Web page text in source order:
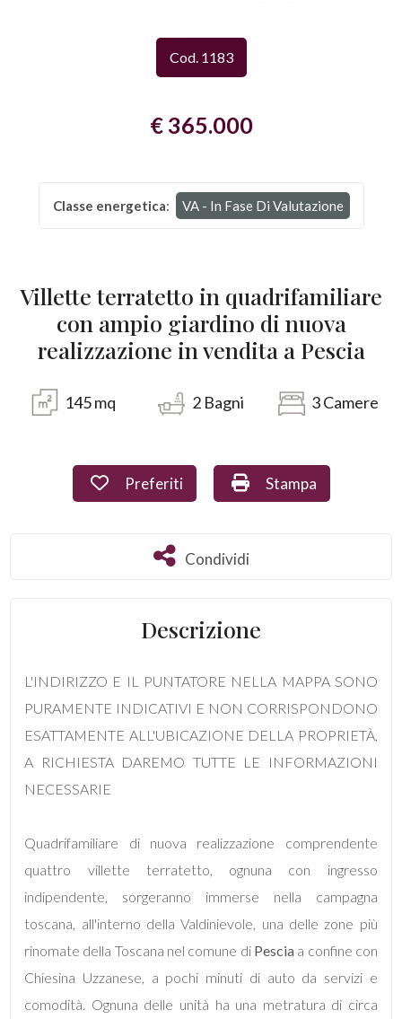
Cod. 1183
€ 365.000
Classe energetica: VA - In Fase Di Valutazione
Villette terratetto in quadrifamiliare
con ampio giardino di nuova
realizzazione in vendita a Pescia
145mq 2Bagni 3Camere
Preferiti: Cod. 1183
Preferiti Stampa: Cod. 1183
Stampa
Condividi
Condividi
Descrizione
L'INDIRIZZO E IL PUNTATORE NELLA MAPPA SONO
PURAMENTE INDICATIVI E NON CORRISPONDONO
ESATTAMENTE ALL'UBICAZIONE DELLA PROPRIETÀ,
A RICHIESTA DAREMO TUTTE LE INFORMAZIONI
NECESSARIE
Quadrifamiliare di nuova realizzazione comprendente
quattro villette terratetto, ognuna con ingresso
indipendente, sorgeranno immerse nella campagna
toscana, all'interno della Valdinievole, una delle zone più
rinomate della Toscana nel comune di Pesciaa confine con
Chiesina Uzzanese, a pochi minuti di auto da servizi e
comodità. Ognuna delle unità ha una metratura di circa
multiscelta
Qualsiasi
Residenziali
Industriali
Totale
Locali
minimi